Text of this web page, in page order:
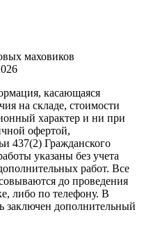
маховиков
касающаяся
на складе, стоимости
характер и ни при
офертой,
437(2) Гражданского
указаны без учета
работ. Все
до проведения
либо по телефону. В
заключен дополнительный